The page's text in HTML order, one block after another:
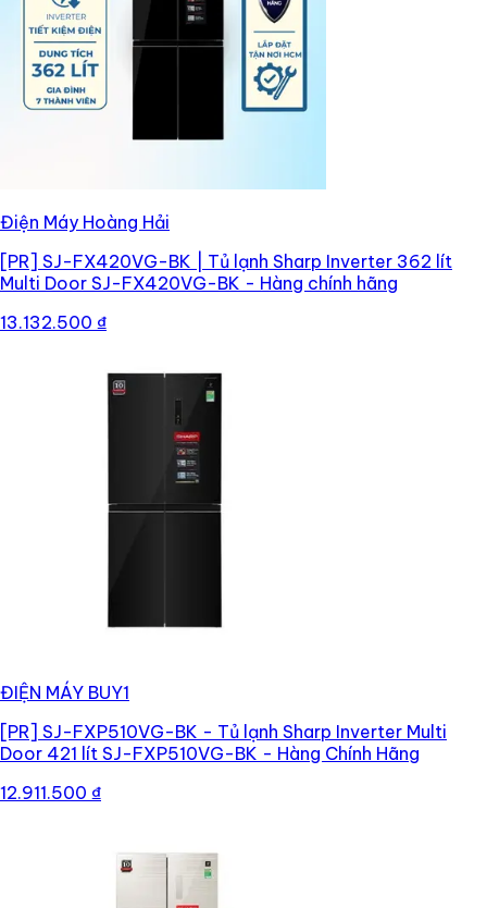
Điện Máy Hoàng Hải
[PR] SJ-FX420VG-BK | Tủ lạnh Sharp Inverter 362 lít
Multi Door SJ-FX420VG-BK - Hàng chính hãng
13.132.500 ₫
ĐIỆN MÁY BUY1
[PR] SJ-FXP510VG-BK - Tủ lạnh Sharp Inverter Multi
Door 421 lít SJ-FXP510VG-BK - Hàng Chính Hãng
12.911.500 ₫